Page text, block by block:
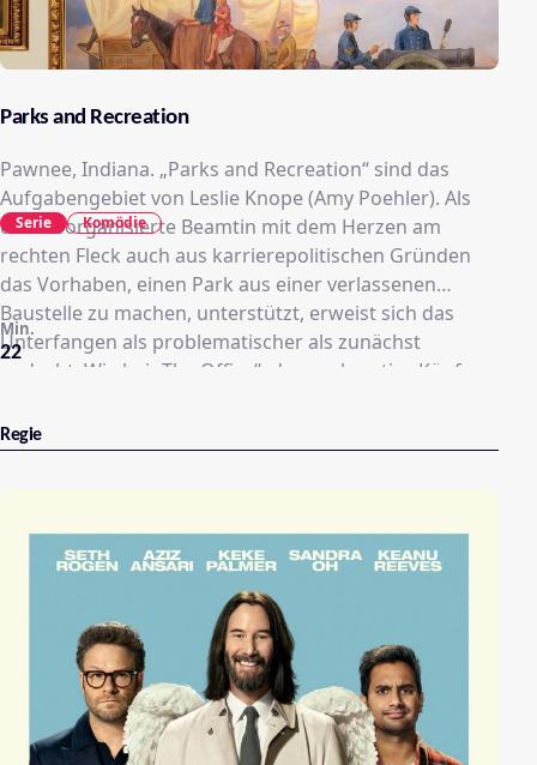
Parks and Recreation
Pawnee, Indiana. „Parks and Recreation“ sind das
Aufgabengebiet von Leslie Knope (Amy Poehler). Als
die desorganisierte Beamtin mit dem Herzen am
rechten Fleck auch aus karrierepolitischen Gründen
das Vorhaben, einen Park aus einer verlassenen
Baustelle zu machen, unterstützt, erweist sich das
Unterfangen als problematischer als zunächst
gedacht. Wie bei „The Office“, dessen kreative Köpfe
Schritt und Tritt von einem Kamerateam in der
wohlvertrauten Dokutainment-Manier verfolgt.
22
Min.
Serie Komödie
Regie